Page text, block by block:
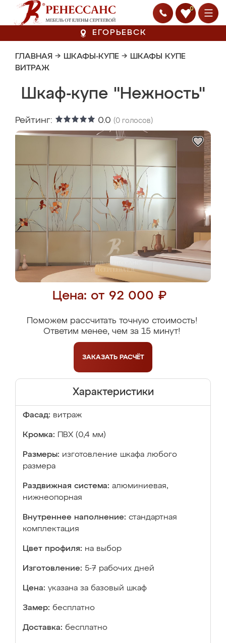
0
ЕГОРЬЕВСК
ГЛАВНАЯ → ШКАФЫ-КУПЕ → ШКАФЫ КУПЕ
ВИТРАЖ
Шкаф-купе "Нежность"
Рейтинг: 0.0 (0 голосов)
Цена: от 92 000 ₽
Поможем рассчитать точную стоимость!
Ответим менее, чем за 15 минут!
ЗАКАЗАТЬ РАСЧЁТ
Характеристики
Фасад: витраж
Кромка: ПВХ (0,4 мм)
Размеры: изготовление шкафа любого
размера
Раздвижная система: алюминиевая,
нижнеопорная
Внутреннее наполнение: стандартная
комплектация
Цвет профиля: на выбор
Изготовление: 5-7 рабочих дней
Цена: указана за базовый шкаф
Замер: бесплатно
Доставка: бесплатно